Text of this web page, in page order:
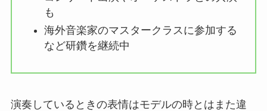
も
海外音楽家のマスタークラスに参加する
など研鑽を継続中
演奏しているときの表情はモデルの時とはまた違